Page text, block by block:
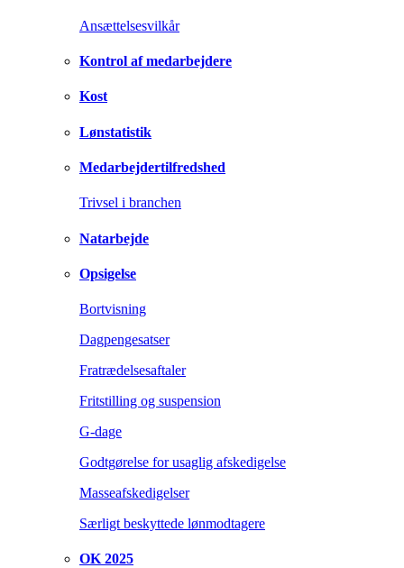
Ansættelsesvilkår
Kontrol af medarbejdere
Kost
Lønstatistik
Medarbejdertilfredshed
Trivsel i branchen
Natarbejde
Opsigelse
Bortvisning
Dagpengesatser
Fratrædelsesaftaler
Fritstilling og suspension
G-dage
Godtgørelse for usaglig afskedigelse
Masseafskedigelser
Særligt beskyttede lønmodtagere
OK 2025